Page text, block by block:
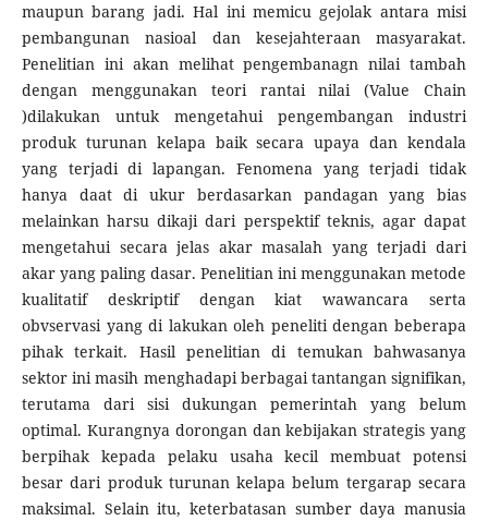
maupun barang jadi. Hal ini memicu gejolak antara misi
pembangunan nasioal dan kesejahteraan masyarakat.
Penelitian ini akan melihat pengembanagn nilai tambah
dengan menggunakan teori rantai nilai (Value Chain
)dilakukan untuk mengetahui pengembangan industri
produk turunan kelapa baik secara upaya dan kendala
yang terjadi di lapangan. Fenomena yang terjadi tidak
hanya daat di ukur berdasarkan pandagan yang bias
melainkan harsu dikaji dari perspektif teknis, agar dapat
mengetahui secara jelas akar masalah yang terjadi dari
akar yang paling dasar. Penelitian ini menggunakan metode
kualitatif deskriptif dengan kiat wawancara serta
obvservasi yang di lakukan oleh peneliti dengan beberapa
pihak terkait. Hasil penelitian di temukan bahwasanya
sektor ini masih menghadapi berbagai tantangan signifikan,
terutama dari sisi dukungan pemerintah yang belum
optimal. Kurangnya dorongan dan kebijakan strategis yang
berpihak kepada pelaku usaha kecil membuat potensi
besar dari produk turunan kelapa belum tergarap secara
maksimal. Selain itu, keterbatasan sumber daya manusia